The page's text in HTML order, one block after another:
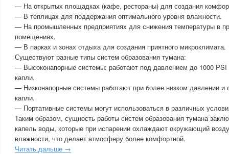
— На открытых площадках (кафе, рестораны) для создания
— В теплицах для поддержания оптимального уровня влажности.
— На промышленных предприятиях для снижения температуры в
помещениях.
— В парках и зонах отдыха для создания приятного микроклимата.
Существуют разные типы систем образования тумана:
— Высоконапорные системы: работают под давлением до 1000 PSI
капли.
— Низконапорные системы работают при более низком давлении и
капли.
— Портативные системы могут использоваться в различных
Таким образом, сущность работы систем образования тумана
капель воды, которые при испарении охлаждают окружающий
влажности, что делает атмосферу более комфортной.
Читать дальше →